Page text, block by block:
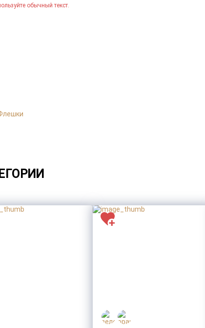
обычный текст.
Товар:
Тираж
Тип нанесения*